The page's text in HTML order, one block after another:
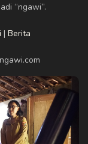
“ngawi”.
| Berita